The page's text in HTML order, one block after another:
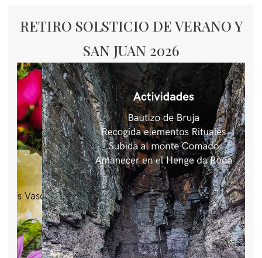
RETIRO SOLSTICIO DE VERANO Y
SAN JUAN 2026